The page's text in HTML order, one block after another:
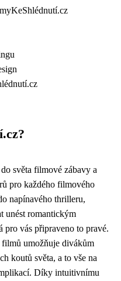
světa filmové zábavy a
pro každého filmového
napínavého thrilleru,
unést romantickým
pro vás připraveno to pravé.
filmů umožňuje divákům
koutů světa, a to vše na
Díky intuitivnímu